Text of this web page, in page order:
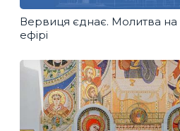
Вервиця єднає. Молитва
ефірі